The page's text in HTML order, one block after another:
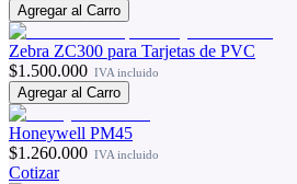
Agregar al Carro
Zebra ZC300 para Tarjetas de PVC
$1.500.000 IVA incluido
Agregar al Carro
Honeywell PM45
$1.260.000 IVA incluido
Cotizar